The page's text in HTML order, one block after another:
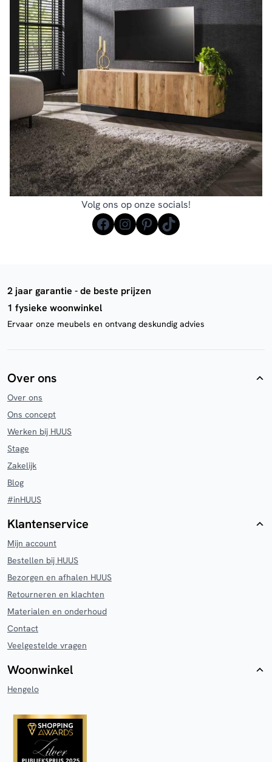
Volg ons op onze socials!
Facebook
Instagram
Pinterest
TikTok
2 jaar garantie - de beste prijzen
1 fysieke woonwinkel
Ervaar onze meubels en ontvang deskundig advies
Over ons
Over ons
Ons concept
Werken bij HUUS
Stage
Zakelijk
Blog
#inHUUS
Klantenservice
Mijn account
Bestellen bij HUUS
Bezorgen en afhalen HUUS
Retourneren en klachten
Materialen en onderhoud
Contact
Veelgestelde vragen
Woonwinkel
Hengelo